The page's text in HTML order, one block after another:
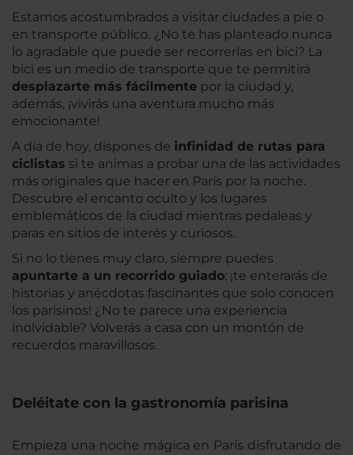
Estamos acostumbrados a visitar ciudades a pie o
en transporte público. ¿No te has planteado nunca
lo agradable que puede ser recorrerlas en bici? La
bici es un medio de transporte que te permitirá
desplazarte más fácilmente por la ciudad y,
además, ¡vivirás una aventura mucho más
emocionante!
A día de hoy, dispones de infinidad de rutas para
ciclistas si te animas a probar una de las actividades
más originales que hacer en París por la noche.
Descubre el encanto oculto y los lugares
emblemáticos de la ciudad mientras pedaleas y
paras en sitios de interés y curiosos.
Si no lo tienes muy claro, siempre puedes
apuntarte a un recorrido guiado: ¡te enterarás de
historias y anécdotas fascinantes que solo conocen
los parisinos! ¿No te parece una experiencia
inolvidable? Volverás a casa con un montón de
recuerdos maravillosos.
Deléitate con la gastronomía parisina
Empieza una noche mágica en París disfrutando de